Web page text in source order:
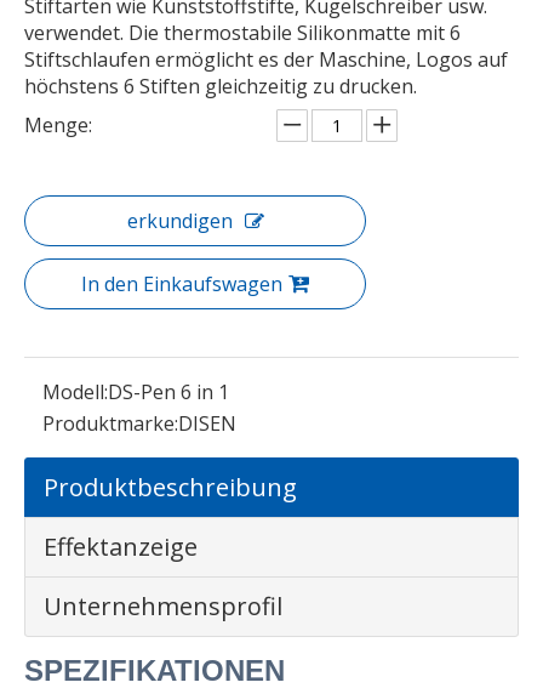
Stiftarten wie Kunststoffstifte, Kugelschreiber usw.
verwendet. Die thermostabile Silikonmatte mit 6
Stiftschlaufen ermöglicht es der Maschine, Logos auf
höchstens 6 Stiften gleichzeitig zu drucken.
Menge:
erkundigen
In den Einkaufswagen
Modell:DS-Pen 6 in 1
Produktmarke:DISEN
Produktbeschreibung
Effektanzeige
Unternehmensprofil
SPEZIFIKATIONEN